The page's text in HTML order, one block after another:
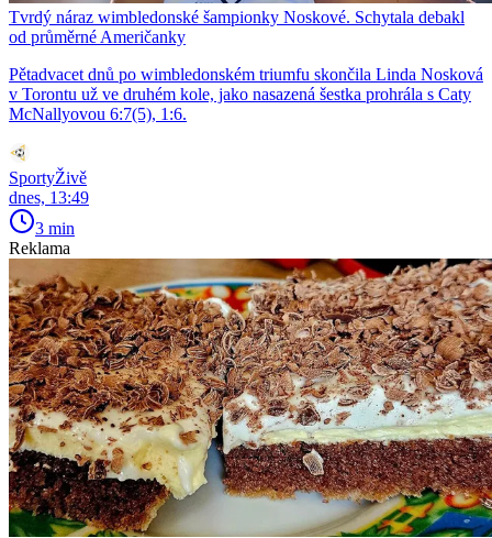
Tvrdý náraz wimbledonské šampionky Noskové. Schytala debakl
od průměrné Američanky
Pětadvacet dnů po wimbledonském triumfu skončila Linda Nosková
v Torontu už ve druhém kole, jako nasazená šestka prohrála s Caty
McNallyovou 6:7(5), 1:6.
SportyŽivě
dnes, 13:49
3 min
Reklama